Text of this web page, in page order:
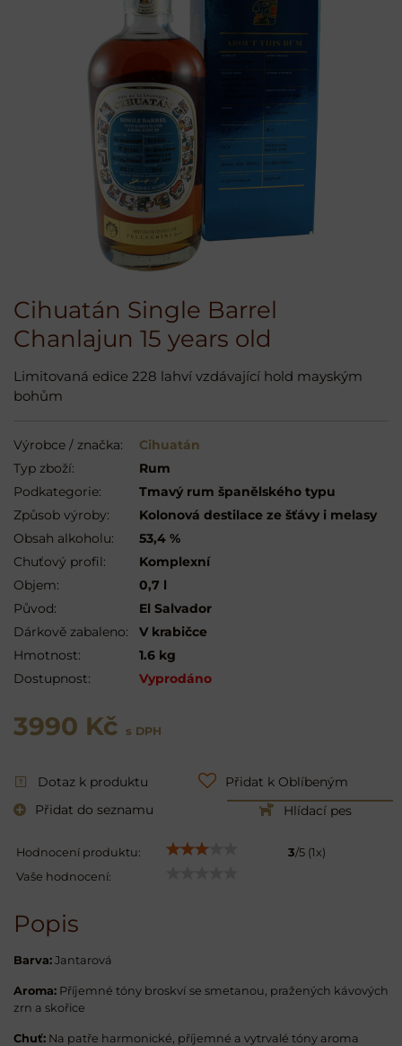
Cihuatán Single Barrel
Chanlajun 15 years old
Limitovaná edice 228 lahví vzdávající hold mayským
bohům
Výrobce / značka:
Cihuatán
Typ zboží:
Rum
Podkategorie:
Tmavý rum španělského typu
Způsob výroby:
Kolonová destilace ze šťávy i melasy
Obsah alkoholu:
53,4 %
Chuťový profil:
Komplexní
Objem:
0,7 l
Původ:
El Salvador
Dárkově zabaleno:
V krabičce
Hmotnost:
1.6 kg
Dostupnost:
Vyprodáno
3990 Kč s DPH
Dotaz k produktu
Přidat k Oblíbeným
Přidat do seznamu
Hlídací pes
Hodnocení produktu: 3/5 (1 x)
Vaše hodnocení:
Popis
Barva: Jantarová
Aroma: Příjemné tóny broskví se smetanou, pražených kávových
zrn a skořice
Chuť: Na patře harmonické, příjemné a vytrvalé tóny aroma